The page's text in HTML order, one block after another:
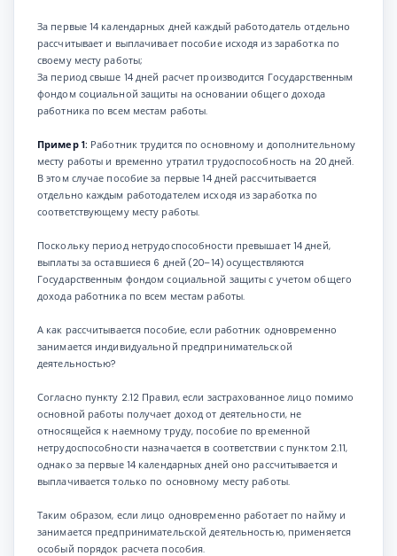
За первые 14 календарных дней каждый работодатель отдельно
рассчитывает и выплачивает пособие исходя из заработка по
своему месту работы;
За период свыше 14 дней расчет производится Государственным
фондом социальной защиты на основании общего дохода
работника по всем местам работы.
Пример 1: Работник трудится по основному и дополнительному
месту работы и временно утратил трудоспособность на 20 дней.
В этом случае пособие за первые 14 дней рассчитывается
отдельно каждым работодателем исходя из заработка по
соответствующему месту работы.
Поскольку период нетрудоспособности превышает 14 дней,
выплаты за оставшиеся 6 дней (20–14) осуществляются
Государственным фондом социальной защиты с учетом общего
дохода работника по всем местам работы.
А как рассчитывается пособие, если работник одновременно
занимается индивидуальной предпринимательской
деятельностью?
Согласно пункту 2.12 Правил, если застрахованное лицо помимо
основной работы получает доход от деятельности, не
относящейся к наемному труду, пособие по временной
нетрудоспособности назначается в соответствии с пунктом 2.11,
однако за первые 14 календарных дней оно рассчитывается и
выплачивается только по основному месту работы.
Таким образом, если лицо одновременно работает по найму и
занимается предпринимательской деятельностью, применяется
особый порядок расчета пособия.